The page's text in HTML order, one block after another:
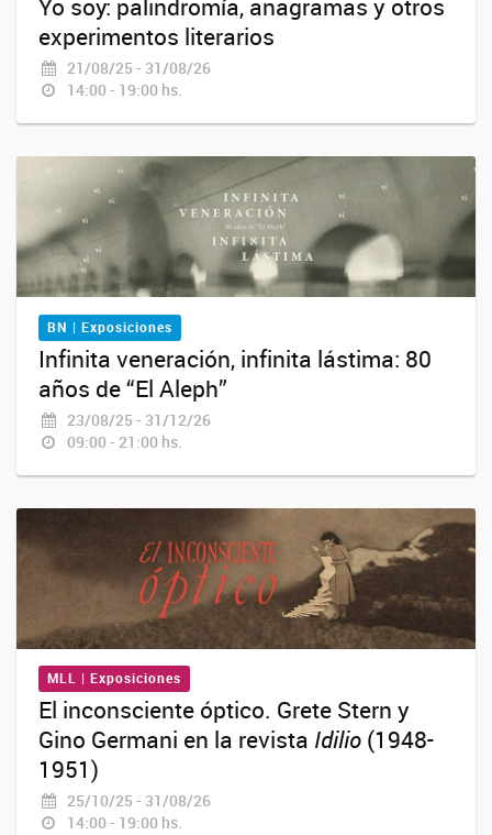
Yo soy: palindromía, anagramas y otros
experimentos literarios
21/08/25 - 31/08/26
14:00 - 19:00 hs.
BN | Exposiciones
Infinita veneración, infinita lástima: 80
años de “El Aleph”
23/08/25 - 31/12/26
09:00 - 21:00 hs.
MLL | Exposiciones
El inconsciente óptico. Grete Stern y
Gino Germani en la revista Idilio (1948-
1951)
25/10/25 - 31/08/26
14:00 - 19:00 hs.